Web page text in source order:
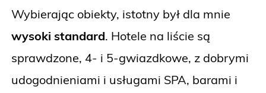
Wybierając obiekty, istotny był dla mnie
wysoki standard. Hotele na liście są
sprawdzone, 4- i 5-gwiazdkowe, z dobrymi
udogodnieniami i usługami SPA, barami i